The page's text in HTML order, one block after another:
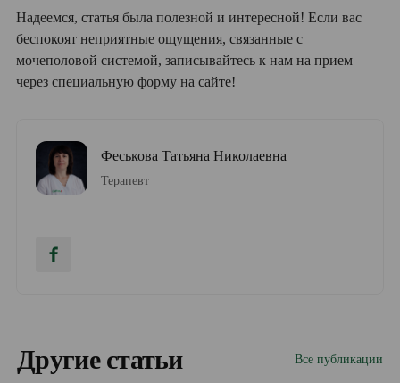
Надеемся, статья была полезной и интересной! Если вас
беспокоят неприятные ощущения, связанные с
мочеполовой системой, записывайтесь к нам на прием
через специальную форму на сайте!
Феськова Татьяна Николаевна
Терапевт
Другие статьи Все публикации